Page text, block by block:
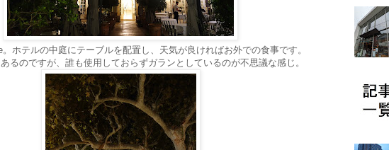
。ホテルの中庭にテーブルを配置し、天気が良ければお外での食事です。
るのですが、誰も使用しておらずガランとしているのが不思議な感じ。